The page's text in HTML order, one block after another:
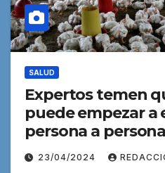
SALUD
Expertos temen
puede empezar a
persona a persona
23/04/2024